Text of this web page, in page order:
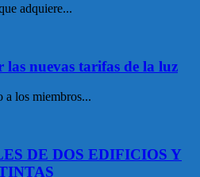
adquiere...
las nuevas tarifas de la luz
a los miembros...
DE DOS EDIFICIOS Y